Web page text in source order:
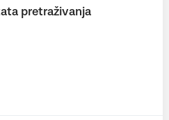
pretraživanja